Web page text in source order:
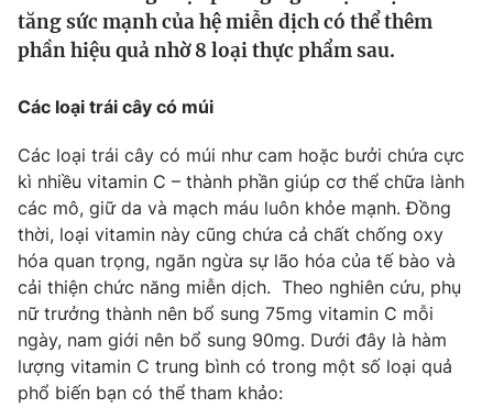
Thế giới
Câu chuyện quốc tế
Kinh tế
Tài chính
Thị trường
Góc doanh nghiệp
Dữ liệu và đời sống
Truyền hình
Phim VTV
Hậu trường
Nhân vật
Giải trí
Điện ảnh
Âm nhạc
Đời sống
Du lịch
tăng sức mạnh của hệ miễn dịch có thể thêm
phần hiệu quả nhờ 8 loại thực phẩm sau.
Các loại trái cây có múi
Các loại trái cây có múi như cam hoặc bưởi chứa cực
kì nhiều vitamin C – thành phần giúp cơ thể chữa lành
các mô, giữ da và mạch máu luôn khỏe mạnh. Đồng
thời, loại vitamin này cũng chứa cả chất chống oxy
hóa quan trọng, ngăn ngừa sự lão hóa của tế bào và
cải thiện chức năng miễn dịch. Theo nghiên cứu, phụ
nữ trưởng thành nên bổ sung 75mg vitamin C mỗi
ngày, nam giới nên bổ sung 90mg. Dưới đây là hàm
lượng vitamin C trung bình có trong một số loại quả
phổ biến bạn có thể tham khảo: